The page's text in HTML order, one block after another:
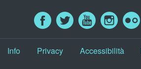
Info Privacy Accessibilità